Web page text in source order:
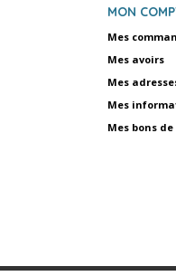
MON
Mes
Mes avoirs
Mes
Mes
Mes bons